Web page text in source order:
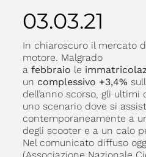
03.03.21
In chiaroscuro il mercato
motore. Malgrado
a febbraio le
un complessivo +3,4%
dell’anno scorso, gli
uno scenario dove si
contemporaneamente a
degli scooter e a un calo
Nel comunicato diffuso